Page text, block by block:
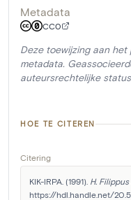
Metadata
CC0
Deze toewijzing aan
metadata.
auteursrechtelijke
HOE TE CITEREN
Citering
KIK-IRPA. (1991). H.
https://hdl.handle.net/